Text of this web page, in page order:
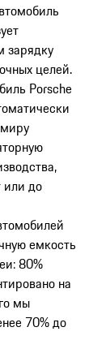
зарядку
целей.
Porsche
или до
емкость
80%
на
мы
70% до